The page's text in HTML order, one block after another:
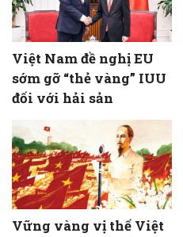
Việt Nam đề nghị EU
sớm gỡ “thẻ vàng” IUU
đối với hải sản
Vững vàng vị thế Việt